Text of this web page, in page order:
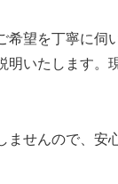
希望を丁寧に伺
明いたします。
ませんので、安